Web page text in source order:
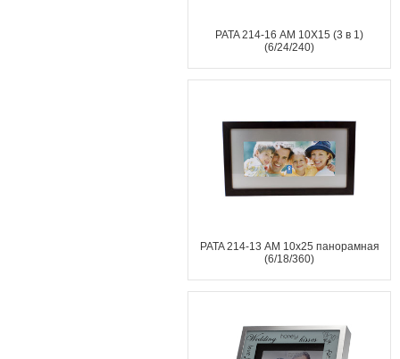
PATA 214-16 АМ 10X15 (3 в 1)
(6/24/240)
PATA 214-13 АМ 10х25 панорамная
(6/18/360)